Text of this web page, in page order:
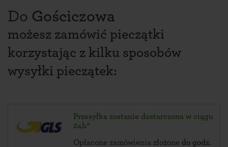
Do Gościczowa
możesz zamówić pieczątki
korzystając z kilku sposobów
wysyłki pieczątek:
Przesyłka zostanie dostarczona w ciągu
24h*
Opłacone zamówienia złożone do godz.